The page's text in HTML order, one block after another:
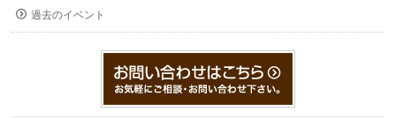
過去のイベント